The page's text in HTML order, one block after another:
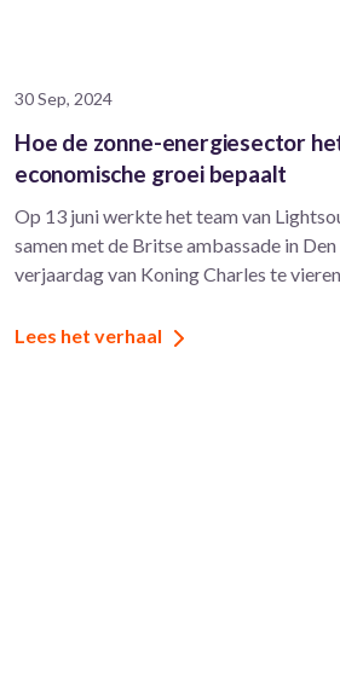
30 Sep, 2024
Hoe de zonne-energiesector
economische groei bepaalt
Op 13 juni werkte het team van
samen met de Britse ambassade in
verjaardag van Koning Charles te
Lees het verhaal